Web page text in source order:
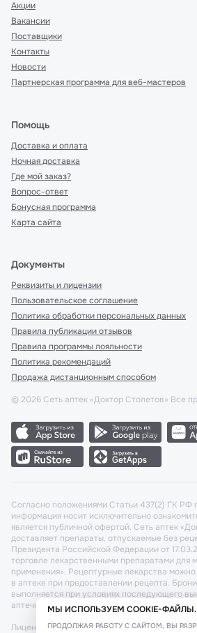
Акции
Вакансии
Поставщики
Контакты
Новости
Партнерская программа для веб-мастеров
Помощь
Доставка и оплата
Ночная доставка
Где мой заказ?
Вопрос-ответ
Бонусная программа
Карта сайта
Документы
Реквизиты и лицензии
Пользовательское соглашение
Политика обработки персональных данных
Правила публикации отзывов
Правила программы лояльности
Политика рекомендаций
Продажа дистанционным способом
© 2026 Сеть аптек «Доктор Столетов» Все
Согласно положениями Статьи 437(2) ГК РФ
информация носит исключительно
является публичной офертой. Сеть аптек
доставляет препараты, отпускаемые без
Президента Российской Федерации от
торговле лекарственными препаратами для
применения». Рецептурные лекарства
в аптеке при предоставлении рецепта.
выполняется при условиях последующего
аптечном пункте.
Лицензия №: ЛО-77-02-011340 от 22 декабря
МЫ ИСПОЛЬЗУЕМ COOKIE-ФАЙЛЫ.
ПРОДОЛЖАЯ РАБОТУ С САЙТОМ, ВЫ